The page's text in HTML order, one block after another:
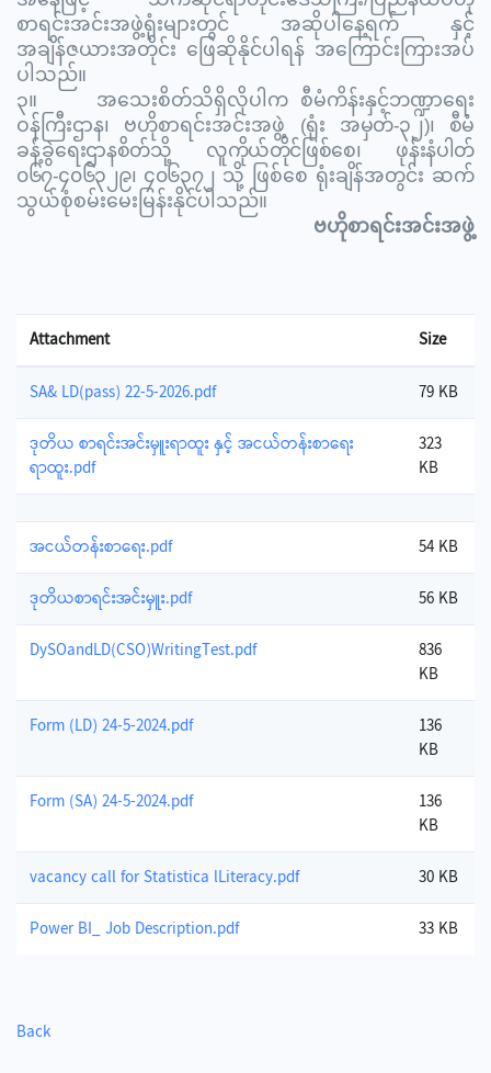
စာရင်းအင်းအဖွဲ့ရုံးများတွင် အဆိုပါနေ့ရက် နှင့်
အချိန်ဇယားအတိုင်း‌ ဖြေဆိုနိုင်ပါရန် အကြောင်းကြားအပ်
ပါသည်။
၃။
အသေးစိတ်သိရှိလိုပါက စီမံကိန်းနှင့်ဘဏ္ဍာရေး
ဝန်ကြီးဌာန၊ ဗဟိုစာရင်းအင်းအဖွဲ့ (ရုံး အမှတ်-၃၂)၊ စီမံ
ခန့်ခွဲရေးဌာနစိတ်သို့ လူကိုယ်တိုင်ဖြစ်စေ၊ ဖုန်းနံပါတ်
၀၆၇-၄၀၆၃၂၉၊ ၄၀၆၃၇၂ သို့ ဖြစ်စေ ရုံးချိန်အတွင်း ဆက်
သွယ်စုံစမ်းမေးမြန်းနိုင်ပါသည်။
ဗဟိုစာရင်းအင်းအဖွဲ့
Attachment
Size
SA& LD(pass) 22-5-2026.pdf
79 KB
ဒုတိယ စာရင်းအင်းမှူးရာထူး နှင့် အငယ်တန်းစာရေး
ရာထူး.pdf
323
KB
အငယ်တန်းစာရေး.pdf
54 KB
ဒုတိယစာရင်းအင်းမှူး.pdf
56 KB
DySOandLD(CSO)WritingTest.pdf
836
KB
Form (LD) 24-5-2024.pdf
136
KB
Form (SA) 24-5-2024.pdf
136
KB
vacancy call for Statistica lLiteracy.pdf
30 KB
Power BI_ Job Description.pdf
33 KB
Back